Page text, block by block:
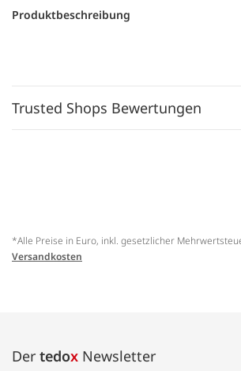
Produktbeschreibung
Trusted Shops Bewertungen
*Alle Preise in Euro, inkl. gesetzlicher
Versandkosten
Der tedox Newsletter